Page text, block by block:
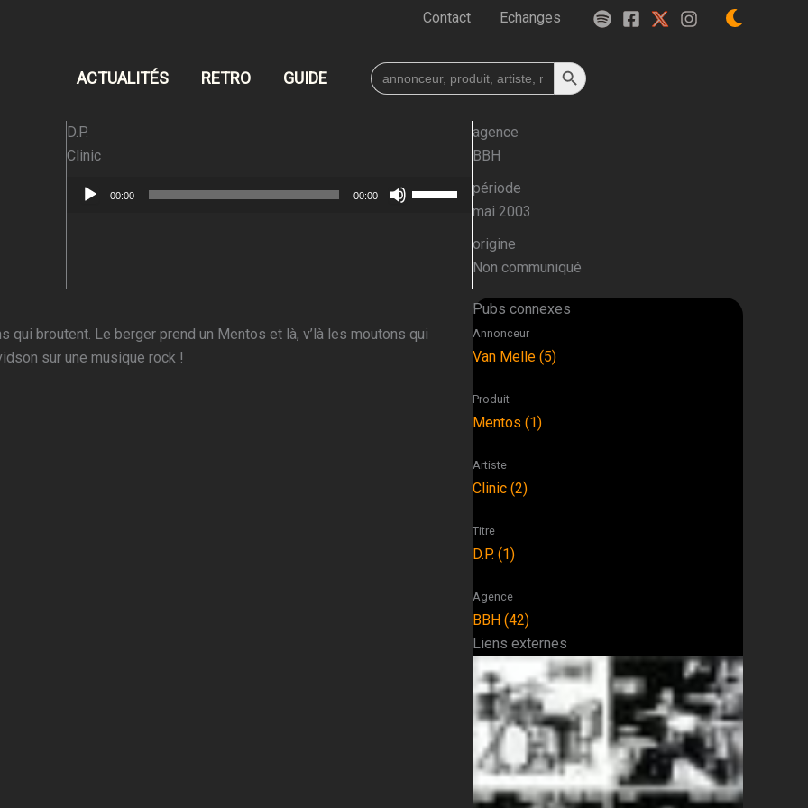
Contact Echanges
ACTUALITÉS RETRO GUIDE
Search
for:
Search Button
D.P.
Clinic
Lecteur 00:00 00:00
augmenter
ou
agence
BBH
période
mai 2003
origine
Non communiqué
qui broutent. Le berger prend un Mentos et là, v’là les moutons qui
sur une musique rock !
Pubs connexes
Annonceur
Van Melle (5)
Produit
Mentos (1)
Artiste
Clinic (2)
Titre
D.P. (1)
Agence
BBH (42)
Liens externes